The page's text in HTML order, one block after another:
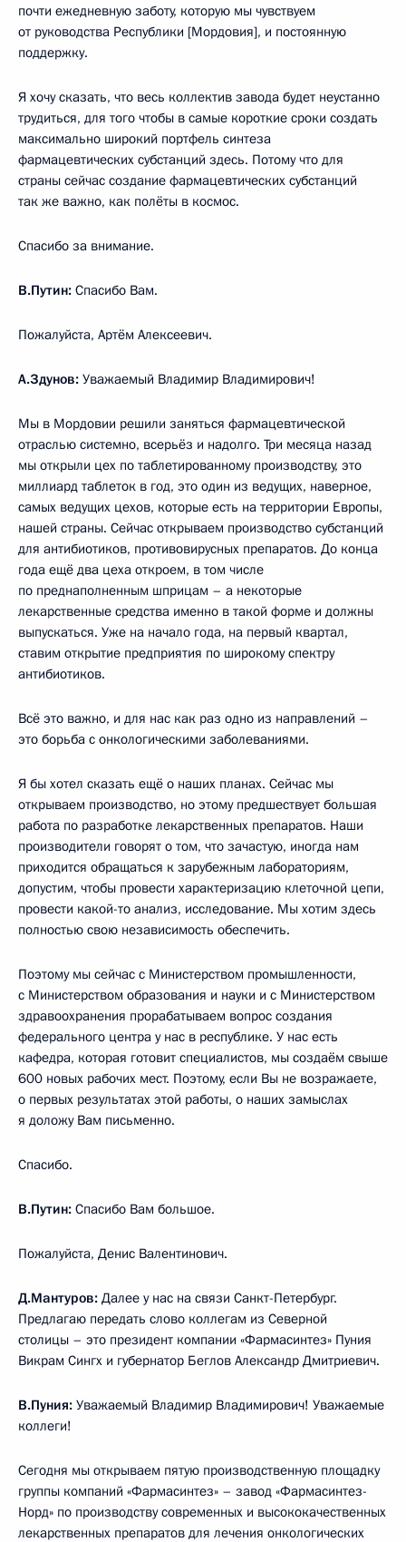
почти ежедневную заботу, которую мы чувствуем
от руководства Республики [Мордовия], и постоянную
поддержку.
Я хочу сказать, что весь коллектив завода будет неустанно
трудиться, для того чтобы в самые короткие сроки создать
максимально широкий портфель синтеза
фармацевтических субстанций здесь. Потому что для
страны сейчас создание фармацевтических субстанций
так же важно, как полёты в космос.
Спасибо за внимание.
В.Путин: Спасибо Вам.
Пожалуйста, Артём Алексеевич.
А.Здунов: Уважаемый Владимир Владимирович!
Мы в Мордовии решили заняться фармацевтической
отраслью системно, всерьёз и надолго. Три месяца назад
мы открыли цех по таблетированному производству, это
миллиард таблеток в год, это один из ведущих, наверное,
самых ведущих цехов, которые есть на территории Европы,
нашей страны. Сейчас открываем производство субстанций
для антибиотиков, противовирусных препаратов. До конца
года ещё два цеха откроем, в том числе
по преднаполненным шприцам – а некоторые
лекарственные средства именно в такой форме и должны
выпускаться. Уже на начало года, на первый квартал,
ставим открытие предприятия по широкому спектру
антибиотиков.
Всё это важно, и для нас как раз одно из направлений –
это борьба с онкологическими заболеваниями.
Я бы хотел сказать ещё о наших планах. Сейчас мы
открываем производство, но этому предшествует большая
работа по разработке лекарственных препаратов. Наши
производители говорят о том, что зачастую, иногда нам
приходится обращаться к зарубежным лабораториям,
допустим, чтобы провести характеризацию клеточной цепи,
провести какой-то анализ, исследование. Мы хотим здесь
полностью свою независимость обеспечить.
Поэтому мы сейчас с Министерством промышленности,
с Министерством образования и науки и с Министерством
здравоохранения прорабатываем вопрос создания
федерального центра у нас в республике. У нас есть
кафедра, которая готовит специалистов, мы создаём свыше
600 новых рабочих мест. Поэтому, если Вы не возражаете,
о первых результатах этой работы, о наших замыслах
я доложу Вам письменно.
Спасибо.
В.Путин: Спасибо Вам большое.
Пожалуйста, Денис Валентинович.
Д.Мантуров: Далее у нас на связи Санкт-Петербург.
Предлагаю передать слово коллегам из Северной
столицы – это президент компании «Фармасинтез» Пуния
Викрам Сингх и губернатор Беглов Александр Дмитриевич.
В.Пуния: Уважаемый Владимир Владимирович! Уважаемые
коллеги!
Сегодня мы открываем пятую производственную площадку
группы компаний «Фармасинтез» – завод «Фармасинтез-
Норд» по производству современных и высококачественных
лекарственных препаратов для лечения онкологических